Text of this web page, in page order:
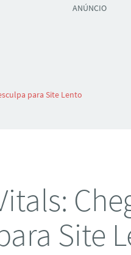
ANÚNCIO
para Site Lento
Site